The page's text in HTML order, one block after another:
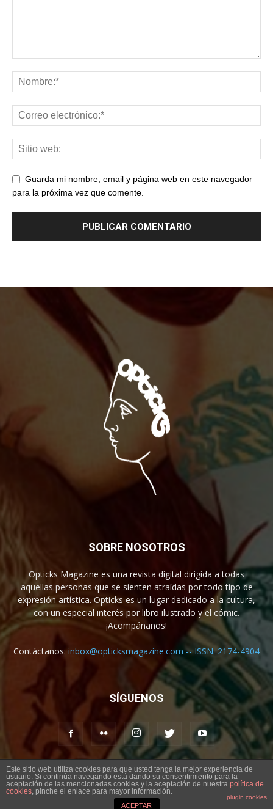
Guarda mi nombre, email y página web en este navegador
para la próxima vez que comente.
SOBRE NOSOTROS
Opticks Magazine es una revista digital dirigida a todas
aquellas personas que se sienten atraídas por todo tipo de
expresión artística. Opticks es un lugar dedicado a la cultura,
con un especial interés por libro ilustrado y el cómic.
¡Acompáñanos!
Contáctanos:inbox@opticksmagazine.com -- ISSN: 2174-4904
SÍGUENOS
Aviso legal Contacto
© Opticks Magazine 2019
Este sitio web utiliza cookies para que usted tenga la mejor experiencia de
usuario. Si continúa navegando está dando su consentimiento para la
aceptación de las mencionadas cookies y la aceptación de nuestra política de
cookies, pinche el enlace para mayor información.
plugin cookies
ACEPTAR